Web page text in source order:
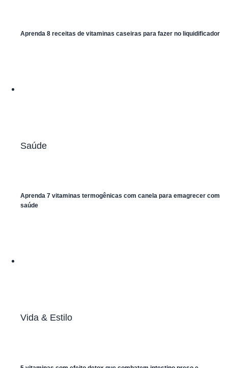
Aprenda 8 receitas de vitaminas caseiras para fazer no liquidificador
Saúde
Aprenda 7 vitaminas termogênicas com canela para emagrecer com
saúde
Vida & Estilo